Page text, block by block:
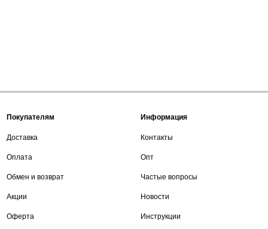
Покупателям
Доставка
Оплата
Обмен и возврат
Акции
Оферта
Информация
Контакты
Опт
Частые вопросы
Новости
Инструкции